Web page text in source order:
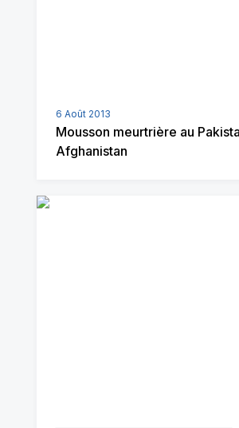
6 Août 2013
Mousson meurtrière au
Afghanistan